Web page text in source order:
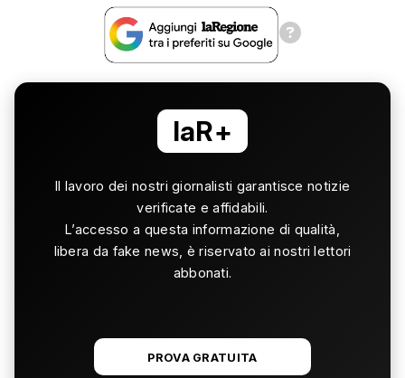
laR+
Il lavoro dei nostri giornalisti garantisce notizie
verificate e affidabili.
L’accesso a questa informazione di qualità,
libera da fake news, è riservato ai nostri lettori
abbonati.
PROVA GRATUITA